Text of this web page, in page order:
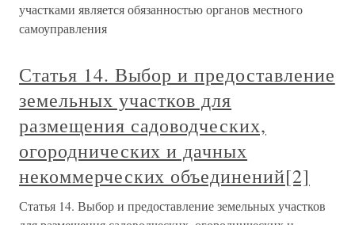
участками является обязанностью органов местного
самоуправления
Статья 14. Выбор и предоставление
земельных участков для
размещения садоводческих,
огороднических и дачных
некоммерческих объединений[2]
Статья 14. Выбор и предоставление земельных участков